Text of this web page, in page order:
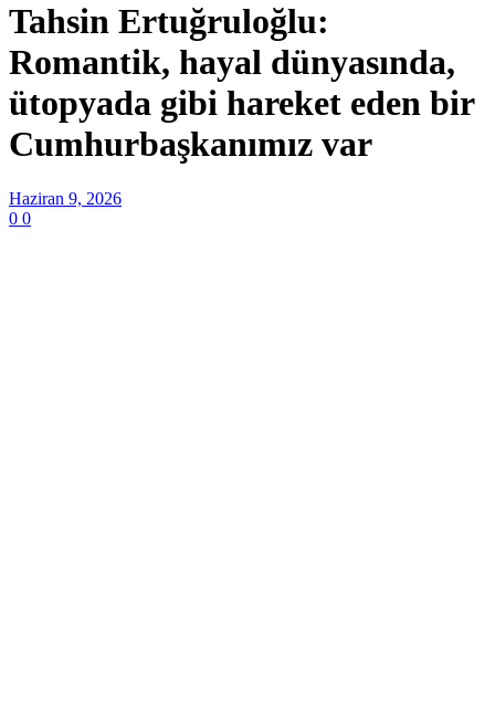
Tahsin Ertuğruloğlu:
Romantik, hayal dünyasında,
ütopyada gibi hareket eden bir
Cumhurbaşkanımız var
Haziran 9, 2026
0 0